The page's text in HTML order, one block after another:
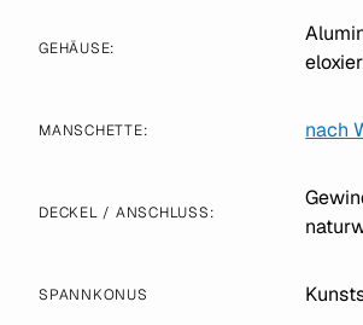
GEHÄUSE:
MANSCHETTE: nach
DECKEL / ANSCHLUSS:
SPANNKONUS